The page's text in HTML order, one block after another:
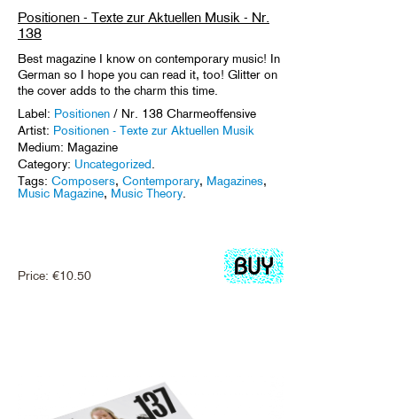
Positionen - Texte zur Aktuellen Musik - Nr.
138
Best magazine I know on contemporary music! In
German so I hope you can read it, too! Glitter on
the cover adds to the charm this time.
Label: Positionen / Nr. 138 Charmeoffensive
Artist: Positionen - Texte zur Aktuellen Musik
Medium: Magazine
Category: Uncategorized.
Tags: Composers, Contemporary, Magazines,
Music Magazine, Music Theory.
Price: €10.50